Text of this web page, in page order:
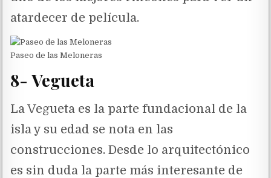
atardecer de película.
Paseo de las Meloneras
8- Vegueta
La Vegueta es la parte fundacional de la
isla y su edad se nota en las
construcciones. Desde lo arquitectónico
es sin duda la parte más interesante de